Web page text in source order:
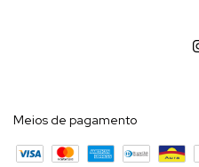
Meios de pagamento